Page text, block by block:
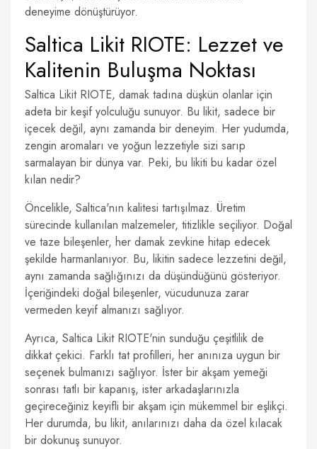
deneyime dönüştürüyor.
Saltica Likit RIOTE: Lezzet ve
Kalitenin Buluşma Noktası
Saltica Likit RIOTE, damak tadına düşkün olanlar için
adeta bir keşif yolculuğu sunuyor. Bu likit, sadece bir
içecek değil, aynı zamanda bir deneyim. Her yudumda,
zengin aromaları ve yoğun lezzetiyle sizi sarıp
sarmalayan bir dünya var. Peki, bu likiti bu kadar özel
kılan nedir?
Öncelikle, Saltica'nın kalitesi tartışılmaz. Üretim
sürecinde kullanılan malzemeler, titizlikle seçiliyor. Doğal
ve taze bileşenler, her damak zevkine hitap edecek
şekilde harmanlanıyor. Bu, likitin sadece lezzetini değil,
aynı zamanda sağlığınızı da düşündüğünü gösteriyor.
İçeriğindeki doğal bileşenler, vücudunuza zarar
vermeden keyif almanızı sağlıyor.
Ayrıca, Saltica Likit RIOTE'nin sunduğu çeşitlilik de
dikkat çekici. Farklı tat profilleri, her anınıza uygun bir
seçenek bulmanızı sağlıyor. İster bir akşam yemeği
sonrası tatlı bir kapanış, ister arkadaşlarınızla
geçireceğiniz keyifli bir akşam için mükemmel bir eşlikçi.
Her durumda, bu likit, anılarınızı daha da özel kılacak
bir dokunuş sunuyor.